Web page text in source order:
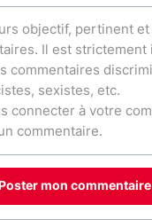
Poster mon commentaire